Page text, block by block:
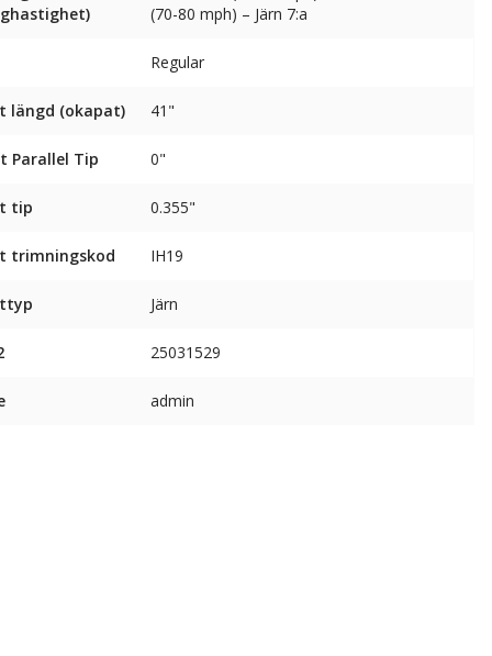
(70-80 mph) – Järn 7:a
Regular
längd (okapat) 41"
Parallel Tip 0"
tip 0.355"
trimningskod IH19
Järn
25031529
admin